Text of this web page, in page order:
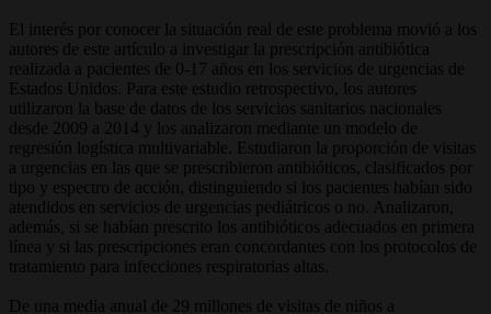
El interés por conocer la situación real de este problema movió a los
autores de este artículo a investigar la prescripción antibiótica
realizada a pacientes de 0-17 años en los servicios de urgencias de
Estados Unidos. Para este estudio retrospectivo, los autores
utilizaron la base de datos de los servicios sanitarios nacionales
desde 2009 a 2014 y los analizaron mediante un modelo de
regresión logística multivariable. Estudiaron la proporción de visitas
a urgencias en las que se prescribieron antibióticos, clasificados por
tipo y espectro de acción, distinguiendo si los pacientes habían sido
atendidos en servicios de urgencias pediátricos o no. Analizaron,
además, si se habían prescrito los antibióticos adecuados en primera
línea y si las prescripciones eran concordantes con los protocolos de
tratamiento para infecciones respiratorias altas.
De una media anual de 29 millones de visitas de niños a